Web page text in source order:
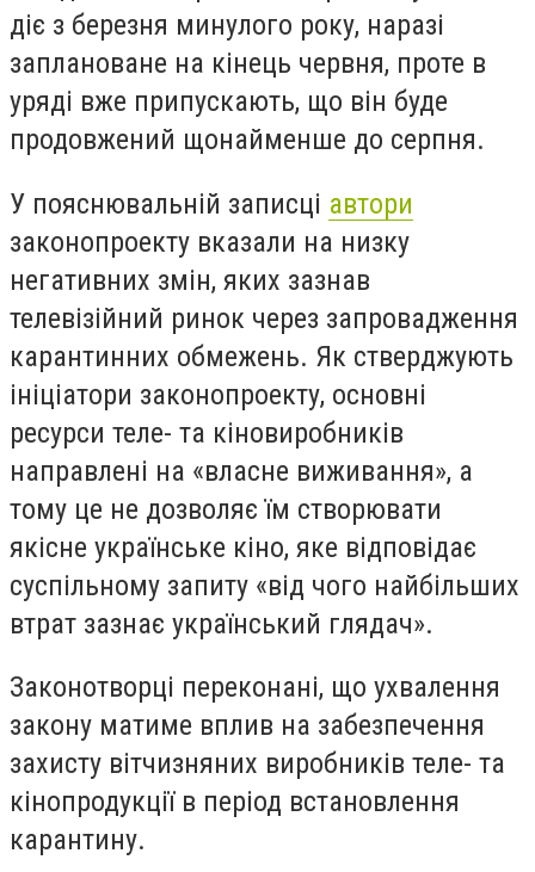
діє з березня минулого року, наразі
заплановане на кінець червня, проте в
уряді вже припускають, що він буде
продовжений щонайменше до серпня.
У пояснювальній записці автори
законопроекту вказали на низку
негативних змін, яких зазнав
телевізійний ринок через запровадження
карантинних обмежень. Як стверджують
ініціатори законопроекту, основні
ресурси теле- та кіновиробників
направлені на «власне виживання», а
тому це не дозволяє їм створювати
якісне українське кіно, яке відповідає
суспільному запиту «від чого найбільших
втрат зазнає український глядач».
Законотворці переконані, що ухвалення
закону матиме вплив на забезпечення
захисту вітчизняних виробників теле- та
кінопродукції в період встановлення
карантину.